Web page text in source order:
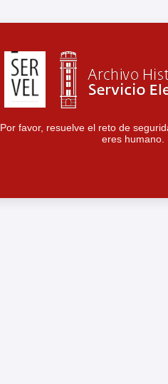
Por favor, resuelve el reto de
eres humano.